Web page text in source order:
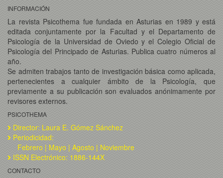
INFORMACIÓN
La revista Psicothema fue fundada en Asturias en 1989 y está
editada conjuntamente por la Facultad y el Departamento de
Psicología de la Universidad de Oviedo y el Colegio Oficial de
Psicología del Principado de Asturias. Publica cuatro números al
año.
Se admiten trabajos tanto de investigación básica como aplicada,
pertenecientes a cualquier ámbito de la Psicología, que
previamente a su publicación son evaluados anónimamente por
revisores externos.
PSICOTHEMA
Director: Laura E. Gómez Sánchez
Periodicidad:
Febrero | Mayo | Agosto | Noviembre
ISSN Electrónico: 1886-144X
CONTACTO